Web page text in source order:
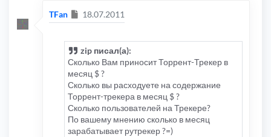
TFan Сообщение
18.07.2011
zip писал(а):
Сколько Вам приносит Торрент-Трекер в
месяц $ ?
Сколько вы расходуете на содержание
Торрент-трекера в месяц $ ?
Сколько пользователей на Трекере?
По вашему мнению сколько в месяц
зарабатывает рутрекер ?=)